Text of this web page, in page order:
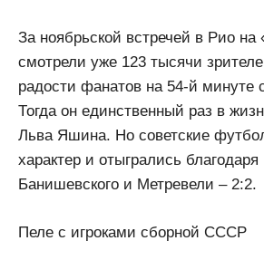
За ноябрьской встречей в Рио на
смотрели уже 123 тысячи
радости фанатов на 54-й минуте
Тогда он единственный раз в
Льва Яшина. Но советские
характер и отыгрались благодаря
Банишевского и Метревели – 2:2.
Пеле с игроками сборной СССР